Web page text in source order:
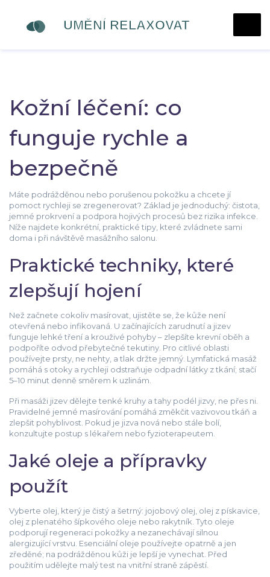
Kožní léčení: co
funguje rychle a
bezpečně
Máte podrážděnou nebo porušenou pokožku a chcete jí
pomoct rychleji se zregenerovat? Základ je jednoduchý: čistota,
jemné prokrvení a podpora hojivých procesů bez rizika infekce.
Níže najdete konkrétní, praktické tipy, které zvládnete sami
doma i při návštěvě masážního salonu.
Praktické techniky, které
zlepšují hojení
Než začnete cokoliv masírovat, ujistěte se, že kůže není
otevřená nebo infikovaná. U začínajících zarudnutí a jizev
funguje lehké tření a krouživé pohyby – zlepšíte krevní oběh a
podpoříte odvod přebytečné tekutiny. Pro citlivé oblasti
používejte prsty, ne nehty, a tlak držte jemný. Lymfatická masáž
pomáhá s otoky a rychleji odstraňuje odpadní látky z tkání; stačí
5–10 minut denně směrem k uzlinám.
Při masáži jizev dělejte tenké kruhy a tahy podél jizvy, ne přes ni.
Pravidelné jemné masírování pomáhá změkčit vazivovou tkáň a
zlepšit pohyblivost. Pokud je jizva nová nebo stále bolí,
konzultujte postup s lékařem nebo fyzioterapeutem.
Jaké oleje a přípravky
použít
Vyberte olej, který je čistý a šetrný: jojobový olej, olej z pískavice,
olej z plenatého šípkového oleje nebo rakytník. Tyto oleje
podporují regeneraci pokožky a nezanechávají silnou
alergizující vrstvu. Esenciální oleje používejte opatrně a jen
zředěné; na podrážděnou kůži je lepší je vynechat. Před
použitím udělejte malý test na vnitřní straně zápěstí.